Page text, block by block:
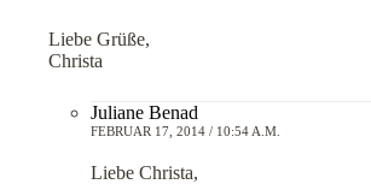
Liebe Grüße,
Christa
Juliane Benad
FEBRUAR 17, 2014 / 10:54 A.M.
Liebe Christa,